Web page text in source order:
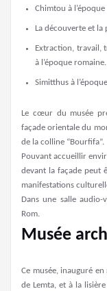
Chimtou à
La découverte et
Extraction, travail,
à l’époque romaine.
Simitthus à
Le cœur du musée
façade orientale du
de la colline “Bourfifa”.
Pouvant accueillir
devant la façade peut
manifestations
Dans une salle
Rom.
Musée
Ce musée, inauguré
de Lemta, et à la